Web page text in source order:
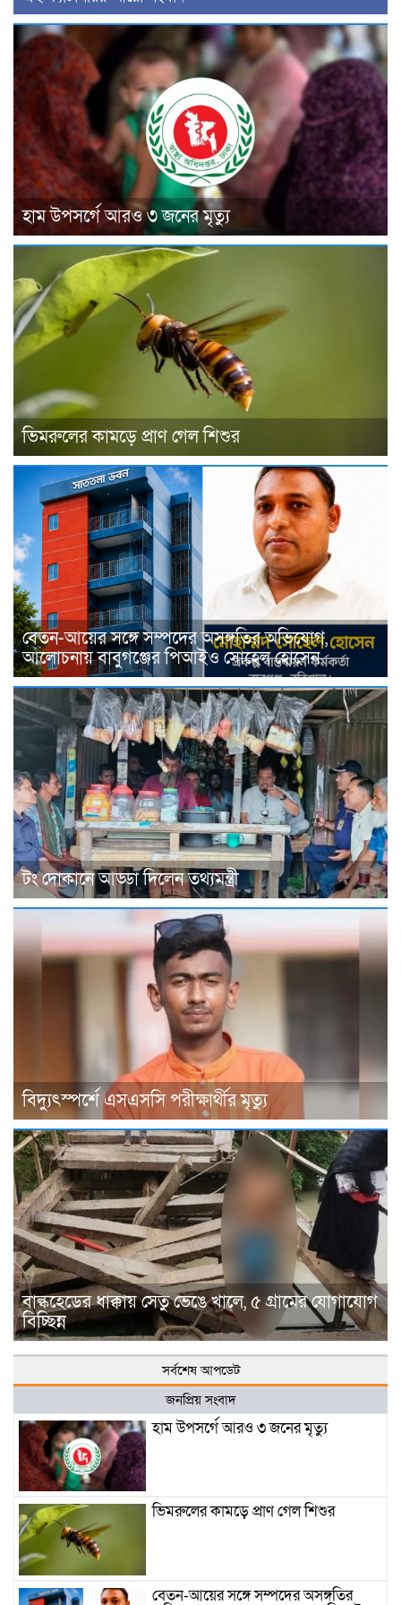
হাম উপসর্গে আরও ৩ জনের মৃত্যু
ভিমরুলের কামড়ে প্রাণ গেল শিশুর
বেতন-আয়ের সঙ্গে সম্পদের অসঙ্গতির অভিযোগ,
আলোচনায় বাবুগঞ্জের পিআইও সোহেল হোসেন
টং দোকানে আড্ডা দিলেন তথ্যমন্ত্রী
বিদ্যুৎস্পর্শে এসএসসি পরীক্ষার্থীর মৃত্যু
বাল্কহেডের ধাক্কায় সেতু ভেঙে খালে, ৫ গ্রামের যোগাযোগ
বিচ্ছিন্ন
সর্বশেষ আপডেট
জনপ্রিয় সংবাদ
হাম উপসর্গে আরও ৩ জনের মৃত্যু
ভিমরুলের কামড়ে প্রাণ গেল শিশুর
বেতন-আয়ের সঙ্গে সম্পদের অসঙ্গতির